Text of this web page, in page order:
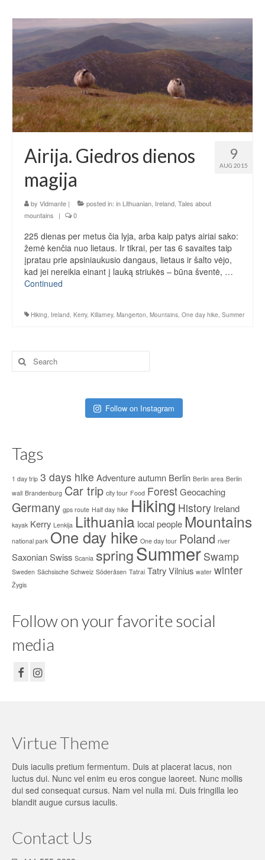
9
AUG 2015
Airija. Giedros dienos
magija
by Vidmante | posted in: in Lithuanian, Ireland, Tales about
mountains
| 0
225 dienas per metus čia lyja, arba kaip patys airiai sako:
žemė kenčia nuo lietaus. Ir tikrai, per tas 6 savaites taip
įpratau prie apsiniaukusio dangaus, lietaus ir šalto vėjo,
kad jei nereikia einant į lauką striukės – būna šventė, …
Continued
Hiking, Ireland, Kerry, Killarney, Mangerton, Mountains, One day hike, Summer
Search
for:
Follow on Instagram
Tags
1 day trip 3 days hike Adventureautumn Berlin Berlin area Berlin
wall Brandenburg Car trip city tour Food ForestGeocaching
Germany gps route Half day hike Hiking History Ireland
kayak Kerry Lenkija Lithuania local people Mountains
national park One day hike One day tour Poland river
Saxonian Swiss Scania springSummer Swamp
Sweden Sächsische Schweiz Söderåsen Tatrai TatryVilnius water winter
Žygis
Follow on your favorite social
media
Virtue Theme
Duis iaculis pretium fermentum. Duis at placerat lacus, non
luctus dui. Nunc vel enim eu eros congue laoreet. Nunc mollis
dui sed consequat cursus. Nam vel nulla mi. Duis fringilla leo
blandit augue cursus iaculis.
Contact Us